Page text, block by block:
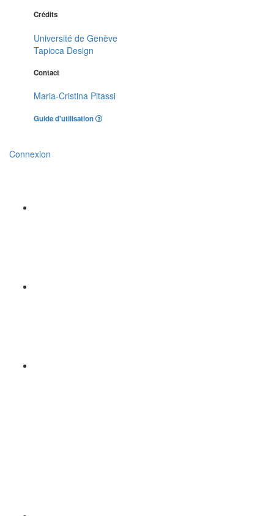
Crédits
Université de Genève
Tapioca Design
Contact
Maria-Cristina Pitassi
Guide d'utilisation
Connexion